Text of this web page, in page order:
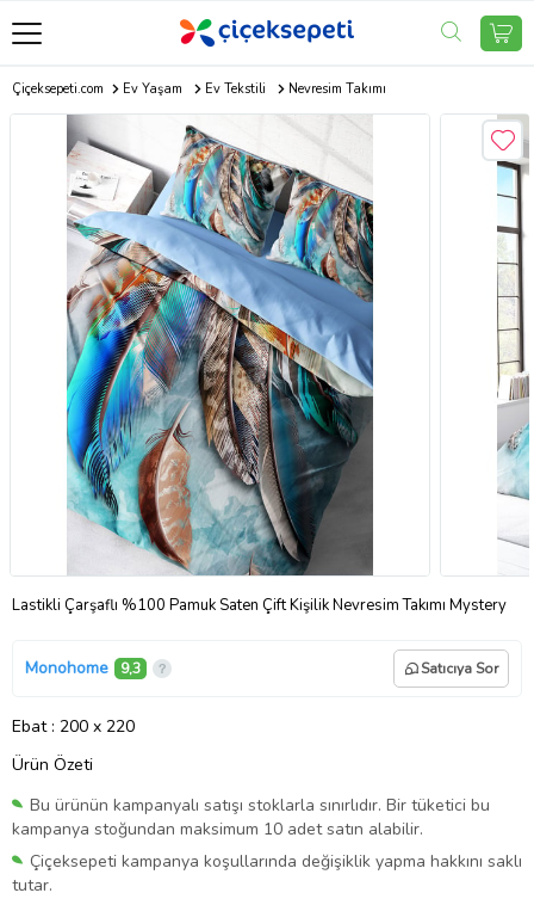
Çiçeksepeti.com Ev Yaşam Ev Tekstili Nevresim Takımı
Lastikli Çarşaflı %100 Pamuk Saten Çift Kişilik Nevresim Takımı Mystery
Monohome 9,3 Satıcıya Sor
Ebat : 200 x 220
Ürün Özeti
Bu ürünün kampanyalı satışı stoklarla sınırlıdır. Bir tüketici bu
kampanya stoğundan maksimum 10 adet satın alabilir.
Çiçeksepeti kampanya koşullarında değişiklik yapma hakkını saklı
tutar.